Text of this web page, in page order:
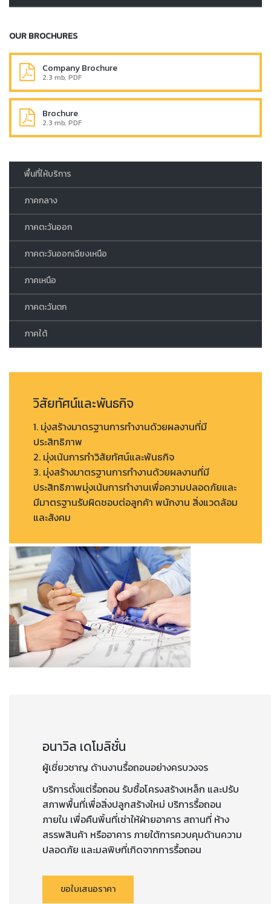
OUR BROCHURES
Company Brochure
2.3 mb, PDF
Brochure
2.3 mb, PDF
พื้นที่ให้บริการ
ภาคกลาง
ภาคตะวันออก
ภาคตะวันออกเฉียงเหนือ
ภาคเหนือ
ภาคตะวันตก
ภาคใต้
วิสัยทัศน์และพันธกิจ
1. มุ่งสร้างมาตรฐานการทำงานด้วยผลงานที่มี
ประสิทธิภาพ
2. มุ่งเน้นการทำวิสัยทัศน์และพันธกิจ
3. มุ่งสร้างมาตรฐานการทำงานด้วยผลงานที่มี
ประสิทธิภาพมุ่งเน้นการทำงานเพื่อความปลอดภัยและ
มีมาตรฐานรับผิดชอบต่อลูกค้า พนักงาน สิ่งแวดล้อม
และสังคม
อนาวิล เดโมลิชั่น
ผู้เชี่ยวชาญ ด้านงานรื้อถอนอย่างครบวงจร
บริการตั้งแต่รื้อถอน รับซื้อโครงสร้างเหล็ก และปรับ
สภาพพื้นที่เพื่อสิ่งปลูกสร้างใหม่ บริการรื้อถอน
ภายใน เพื่อคืนพิ้นที่เช่าให้ฝ่ายอาคาร สถานที่ ห้าง
สรรพสินค้า หรืออาคาร ภายใต้การควบคุมด้านความ
ปลอดภัย และมลพิษที่เกิดจากการรื้อถอน
ขอใบเสนอราคา